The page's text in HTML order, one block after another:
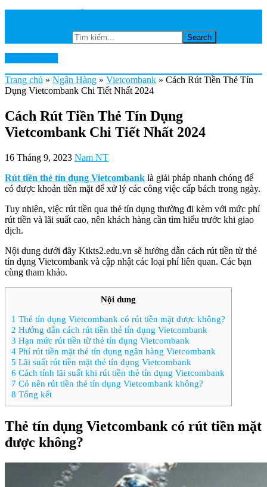
Trang chủ » Ngân Hàng » Vietcombank » Cách Rút Tiền Thẻ Tín
Dụng Vietcombank Chi Tiết Nhất 2024
Cách Rút Tiền Thẻ Tín Dụng
Vietcombank Chi Tiết Nhất 2024
16 Tháng 9, 2023 Nam NT
Rút tiền thẻ tín dụng Vietcombank là giải pháp nhanh chóng để
có được khoản tiền mặt để xử lý các công việc cấp bách trong ngày.
Tuy nhiên, việc rút tiền qua thẻ tín dụng thường đi kèm với mức phí
rút tiền và lãi suất cao, nên khách hàng cần tìm hiểu trước khi giao
dịch.
Nội dung dưới đây Ktkts2.edu.vn sẽ hướng dẫn cách rút tiền từ thẻ
tín dụng Vietcombank và cập nhật các loại phí liên quan. Các bạn
cùng tham khảo.
Nội dung
1 Thẻ tín dụng Vietcombank có rút tiền mặt được không?
2 Hướng dẫn cách rút tiền thẻ tín dụng Vietcombank
3 Hạn mức rút tiền từ thẻ tín dụng Vietcombank
4 Phí rút tiền mặt thẻ tín dụng ngân hàng Vietcombank
5 Lãi suất rút tiền mặt thẻ tín dụng Vietcombank
6 Cách tính lãi suất khi rút tiền thẻ tín dụng Vietcombank
7 Có nên rút tiền thẻ tín dụng Vietcombank không?
8 Tổng kết
Thẻ tín dụng Vietcombank có rút tiền mặt
được không?